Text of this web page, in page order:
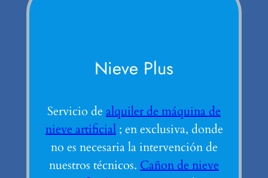
Nieve Plus
Servicio de alquiler de máquina de
nieve artificial; en exclusiva, donde
no es necesaria la intervención de
nuestros técnicos. Cañon de nieve